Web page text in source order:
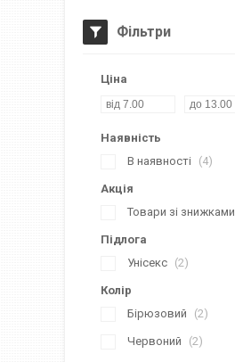
Фільтри
Ціна
Наявність
В наявності
4
Акція
Товари зі знижками
Підлога
Унісекс
2
Колір
Бірюзовий
2
Червоний 2